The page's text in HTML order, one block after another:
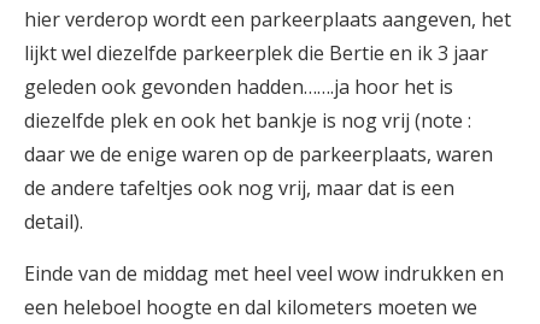
hier verderop wordt een parkeerplaats aangeven, het
lijkt wel diezelfde parkeerplek die Bertie en ik 3 jaar
geleden ook gevonden hadden…….ja hoor het is
diezelfde plek en ook het bankje is nog vrij (note :
daar we de enige waren op de parkeerplaats, waren
de andere tafeltjes ook nog vrij, maar dat is een
detail).
Einde van de middag met heel veel wow indrukken en
een heleboel hoogte en dal kilometers moeten we